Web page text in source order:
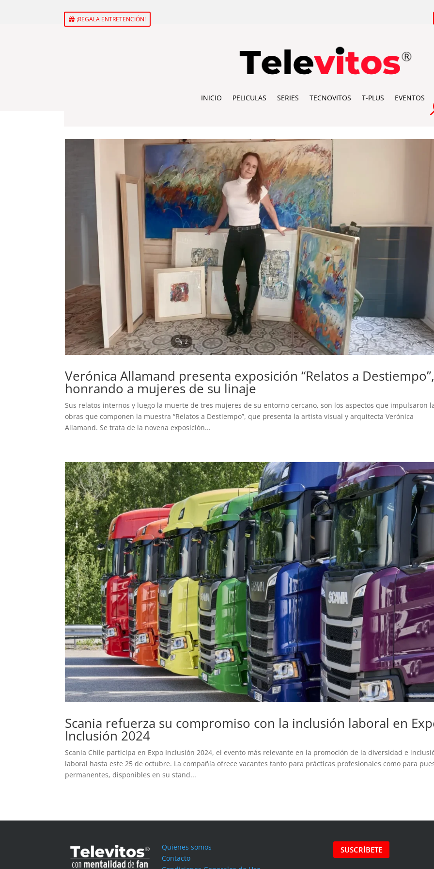
¡REGALA ENTRETENCIÓN!
INICIO PELICULAS SERIES TECNOVITOS T-PLUS EVENTOS
Verónica Allamand presenta exposición “Relatos a
honrando a mujeres de su linaje
Sus relatos internos y luego la muerte de tres mujeres de su entorno cercano, son los aspectos que impulsaron
obras que componen la muestra “Relatos a Destiempo”, que presenta la artista visual y arquitecta Verónica
Allamand. Se trata de la novena exposición...
Scania refuerza su compromiso con la inclusión laboral en
Inclusión 2024
Scania Chile participa en Expo Inclusión 2024, el evento más relevante en la promoción de la diversidad e
laboral hasta este 25 de octubre. La compañía ofrece vacantes tanto para prácticas profesionales como para
permanentes, disponibles en su stand...
Quienes somos
Contacto
SUSCRÍBETE